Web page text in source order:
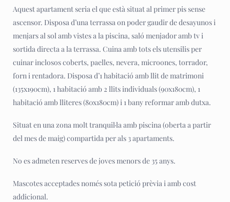
Aquest apartament seria el que està situat al primer pis sense
ascensor. Disposa d’una terrassa on poder gaudir de desayunos i
menjars al sol amb vistes a la piscina, saló menjador amb tv i
sortida directa a la terrassa. Cuina amb tots els utensilis per
cuinar inclosos coberts, paelles, nevera, microones, torrador,
forn i rentadora. Disposa d’1 habitació amb llit de matrimoni
(135x190cm), 1 habitació amb 2 llits individuals (90x180cm), 1
habitació amb lliteres (80x180cm) i 1 bany reformar amb dutxa.
Situat en una zona molt tranquil·la amb piscina (oberta a partir
del mes de maig) compartida per als 3 apartaments.
No es admeten reserves de joves menors de 35 anys.
Mascotes acceptades només sota petició prèvia i amb cost
addicional.